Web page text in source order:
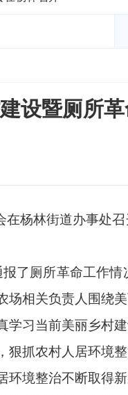
设暨厕所
在杨林街道办事处
厕所革命工作情
相关负责人围绕
当前美丽乡村
抓农村人居环境
境整治不断取得